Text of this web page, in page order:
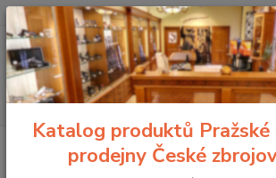
+420 225 375 800
Ochranné prostředky
Střelecká sluchátka
Sport - černá
Katalog produktů Pražské
prodejny České